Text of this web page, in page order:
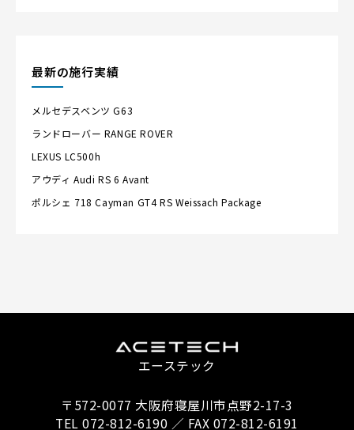
最新の施行実績
メルセデスベンツ G63
ランドローバー RANGE ROVER
LEXUS LC500h
アウディ Audi RS 6 Avant
ポルシェ 718 Cayman GT4 RS Weissach Package
エーステック
〒572-0077 大阪府寝屋川市点野2-17-3
TEL 072-812-6190 ／ FAX 072-812-6191